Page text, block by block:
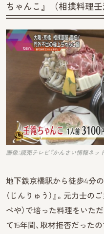
ちゃんこ』（相撲料理壬
画像：読売テレビ『かんさい情報ネッ
地下鉄京橋駅から徒歩4分
（じんりゅう）』。元力士の
べや）で培った料理をいた
て15年間、取材拒否だった